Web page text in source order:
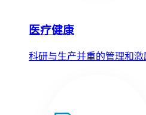
医疗健康
科研与生产并重的管理和